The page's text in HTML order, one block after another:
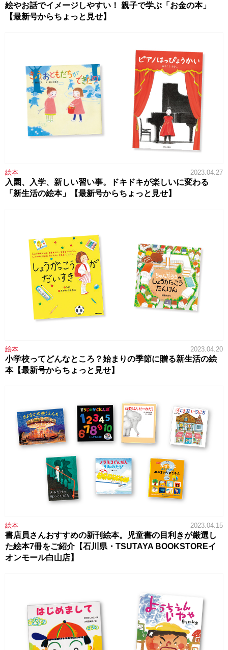
絵やお話でイメージしやすい！ 親子で学ぶ「お金の本」
【最新号からちょっと見せ】
絵本 2023.04.27
入園、入学、新しい習い事。ドキドキが楽しいに変わる
「新生活の絵本」【最新号からちょっと見せ】
絵本 2023.04.20
小学校ってどんなところ？始まりの季節に贈る新生活の絵
本【最新号からちょっと見せ】
絵本 2023.04.15
書店員さんおすすめの新刊絵本。児童書の目利きが厳選し
た絵本7冊をご紹介【石川県・TSUTAYA BOOKSTOREイ
オンモール白山店】